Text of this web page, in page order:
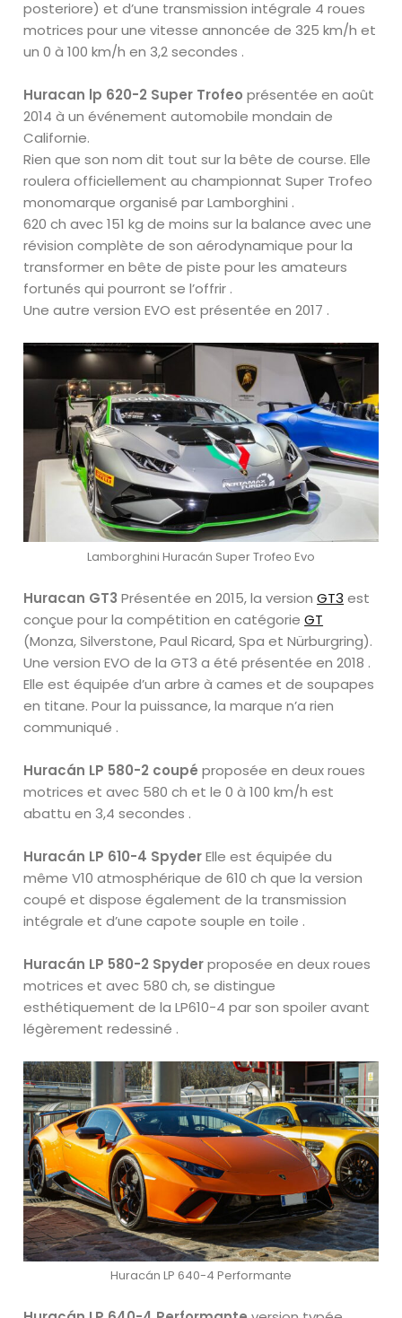
posteriore) et d’une transmission intégrale 4 roues
motrices pour une vitesse annoncée de 325 km/h et
un 0 à 100 km/h en 3,2 secondes .
Huracan lp 620-2 Super Trofeo présentée en août
2014 à un événement automobile mondain de
Californie.
Rien que son nom dit tout sur la bête de course. Elle
roulera officiellement au championnat Super Trofeo
monomarque organisé par Lamborghini .
620 ch avec 151 kg de moins sur la balance avec une
révision complète de son aérodynamique pour la
transformer en bête de piste pour les amateurs
fortunés qui pourront se l’offrir .
Une autre version EVO est présentée en 2017 .
Lamborghini Huracán Super Trofeo Evo
Huracan GT3 Présentée en 2015, la versionGT3 est
conçue pour la compétition en catégorieGT
(Monza, Silverstone, Paul Ricard, Spa et Nürburgring).
Une version EVO de la GT3 a été présentée en 2018 .
Elle est équipée d’un arbre à cames et de soupapes
en titane. Pour la puissance, la marque n’a rien
communiqué .
Huracán LP 580-2 coupé proposée en deux roues
motrices et avec 580 ch et le 0 à 100 km/h est
abattu en 3,4 secondes .
Huracán LP 610-4 SpyderElle est équipée du
même V10 atmosphérique de 610 ch que la version
coupé et dispose également de la transmission
intégrale et d’une capote souple en toile .
Huracán LP 580-2 Spyderproposée en deux roues
motrices et avec 580 ch, se distingue
esthétiquement de la LP610-4 par son spoiler avant
légèrement redessiné .
Huracán LP 640-4 Performante